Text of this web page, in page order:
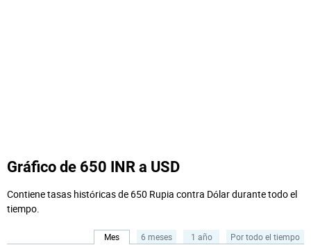
Gráfico de 650 INR a USD
Contiene tasas históricas de 650 Rupia contra Dólar durante todo el
tiempo.
Mes 6 meses 1 año Por todo el tiempo